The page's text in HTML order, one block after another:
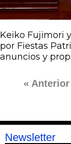
Keiko Fujimori
por Fiestas
anuncios y
« Anterior